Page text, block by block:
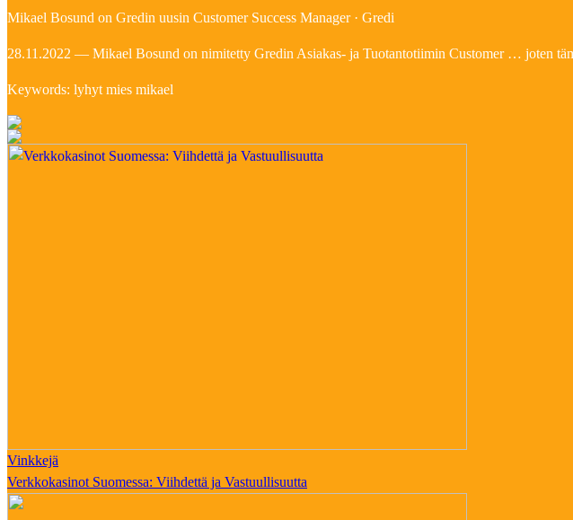
Mikael Bosund on Gredin uusin Customer Success Manager · Gredi
28.11.2022 — Mikael Bosund on nimitetty Gredin Asiakas- ja Tuotantotiimin Customer … joten
Keywords: lyhyt mies mikael
Vinkkejä
Verkkokasinot Suomessa: Viihdettä ja Vastuullisuutta